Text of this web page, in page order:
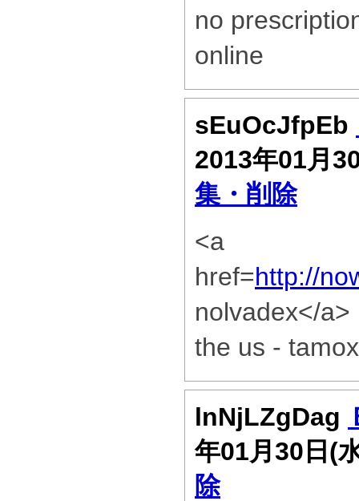
no
online
sEuOcJfpEb
2013年01月
集・削除
<a
href=http://
nolvadex</
the us -
lnNjLZgDag
年01月30日(
除